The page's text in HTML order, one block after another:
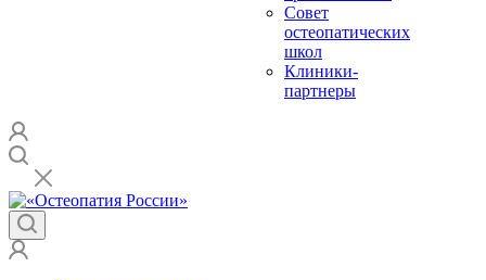
Совет
остеопатических
школ
Клиники-
партнеры